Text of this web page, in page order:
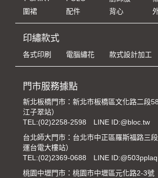
圍裙
配件 背心
印繡款式
各式印刷 電腦繡花 款式設計加工
門市服務據點
新北板橋門市：新北市板橋區文化路二段
江子翠站）
TEL:(02)2258-2598
LINE ID:@bloc.tw
台北師大門市：台北市中正區羅斯福路三
運台電大樓站）
TEL:(02)2369-0688
LINE ID:@503pplaq
桃園中壢門市：桃園市中壢區元化路2-3號